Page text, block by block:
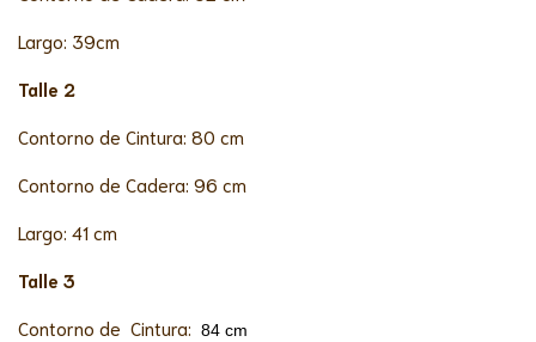
Largo: 39cm
Talle 2
Contorno de Cintura: 80 cm
Contorno de Cadera: 96 cm
Largo: 41 cm
Talle 3
Contorno de Cintura: 84 cm